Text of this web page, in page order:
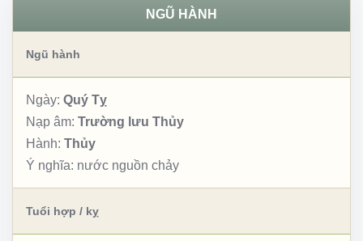
NGŨ HÀNH
Ngũ hành
Ngày: Quý Tỵ
Nạp âm: Trường lưu Thủy
Hành: Thủy
Ý nghĩa: nước nguồn chảy
Tuổi hợp / kỵ